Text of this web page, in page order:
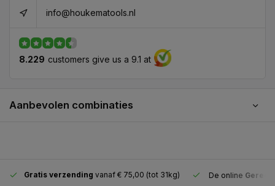
info@houkematools.nl
8.229 customers give us a 9.1 at
Aanbevolen combinaties
Gratis verzending vanaf € 75,00 (tot 31kg) De online